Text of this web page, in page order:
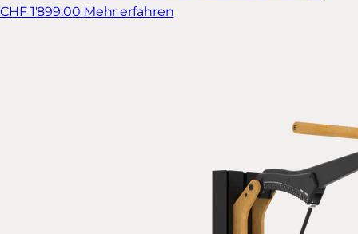
CHF 1'899.00 Mehr erfahren